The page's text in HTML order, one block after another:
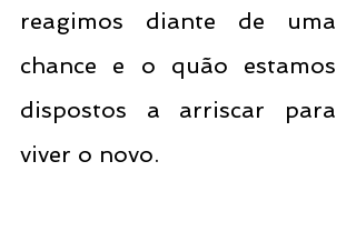
reagimos diante de uma
chance e o quão estamos
dispostos a arriscar para
viver o novo.